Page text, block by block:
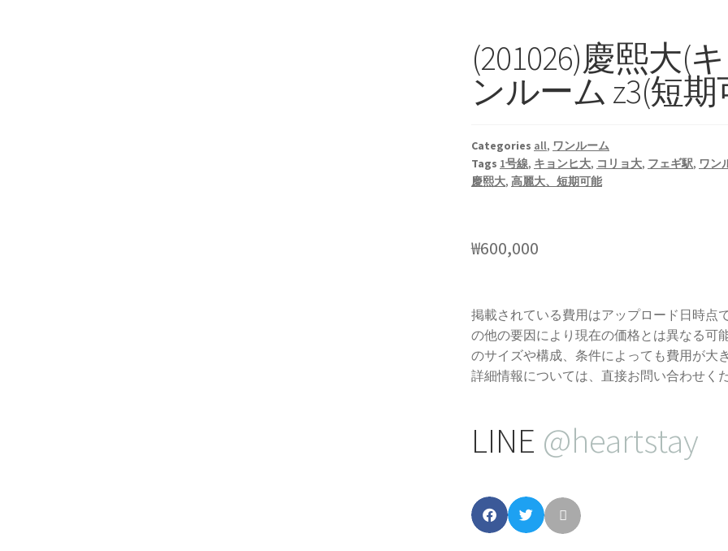
(201026)慶熙大(
ンルーム z3(短期
Categories all, ワンルーム
Tags 1号線, キョンヒ大, コリョ大, フェギ駅, ワン
慶熙大, 高麗大、短期可能
₩600,000
掲載されている費用はアップロード日時点
の他の要因により現在の価格とは異なる可
のサイズや構成、条件によっても費用が大
詳細情報については、直接お問い合わせく
LINE @heartstay